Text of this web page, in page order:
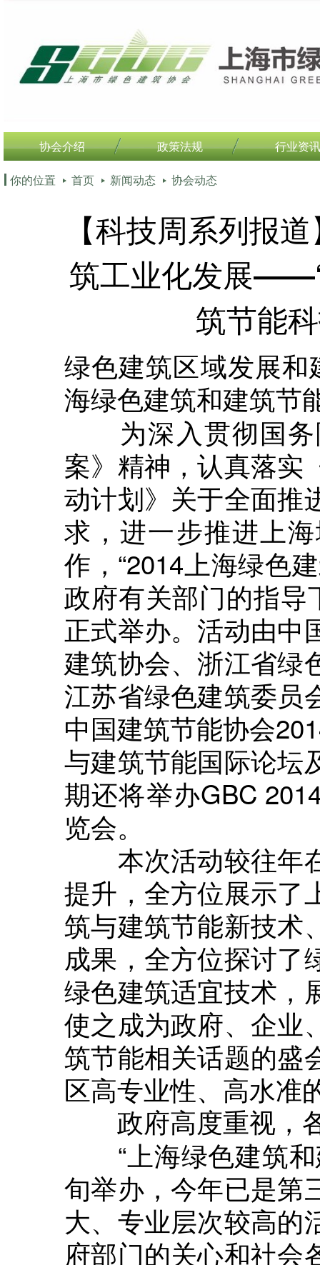
协会介绍 政策法规 行业资
你的位置 首页 新闻动态 协会动态
【科技周系列报
筑工业化发展
筑节能
绿色建筑区域发展
海绿色建筑和建筑节
为深入贯彻国务
案》精神，认真落实
动计划》关于全面推
求，进一步推进上
作，“2014上海绿色
政府有关部门的指导
正式举办。活动由中
建筑协会、浙江省绿
江苏省绿色建筑委员
中国建筑节能协会
与建筑节能国际论坛
期还将举办GBC
览会。
本次活动较往年
提升，全方位展示了
筑与建筑节能新技术
成果，全方位探讨了
绿色建筑适宜技术，
使之成为政府、企业
筑节能相关话题的盛
区高专业性、高水准
政府高度重视，
“上海绿色建筑和
旬举办，今年已是第
大、专业层次较高的
府部门的关心和社会